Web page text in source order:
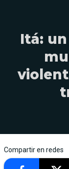
Itá:
Compartir en redes